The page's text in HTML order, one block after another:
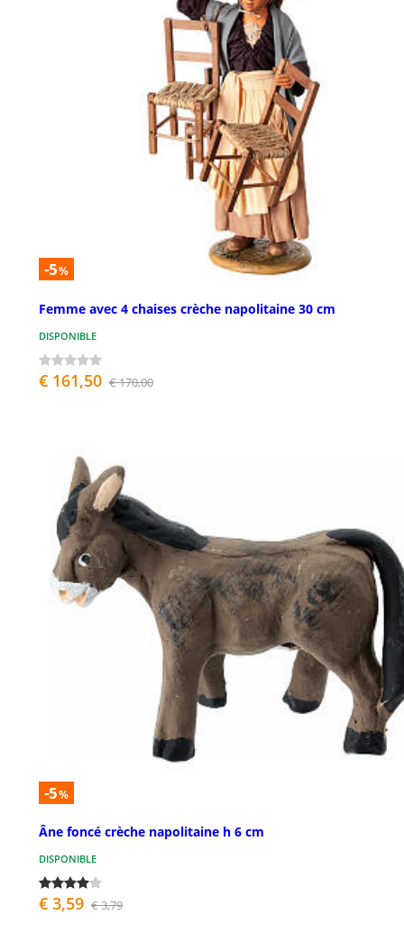
-5%
Femme avec 4 chaises crèche napolitaine 30 cm
DISPONIBLE
€ 161,50 € 170,00
-5%
Âne foncé crèche napolitaine h 6 cm
DISPONIBLE
€ 3,59 € 3,79